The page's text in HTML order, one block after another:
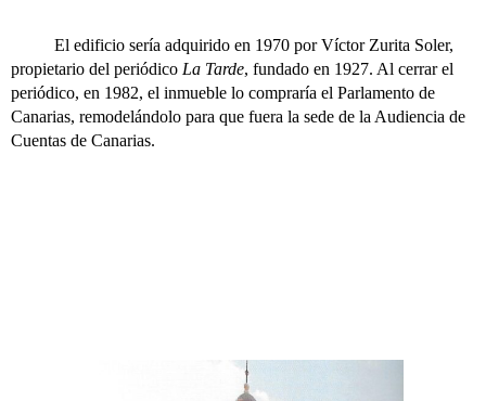
El edificio sería adquirido en 1970 por Víctor Zurita Soler,
propietario del periódico La Tarde, fundado en 1927. Al cerrar el
periódico, en 1982, el inmueble lo compraría el Parlamento de
Canarias, remodelándolo para que fuera la sede de la Audiencia de
Cuentas de Canarias.